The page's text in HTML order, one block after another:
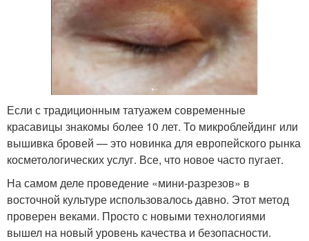
Если с традиционным татуажем современные
красавицы знакомы более 10 лет. То микроблейдинг или
вышивка бровей — это новинка для европейского рынка
косметологических услуг. Все, что новое часто пугает.
На самом деле проведение «мини-разрезов» в
восточной культуре использовалось давно. Этот метод
проверен веками. Просто с новыми технологиями
вышел на новый уровень качества и безопасности.